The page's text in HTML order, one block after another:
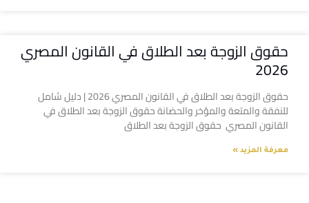
حقوق الزوجة بعد الطلاق في القانون المصري
2026
حقوق الزوجة بعد الطلاق في القانون المصري 2026 | دليل شامل
للنفقة والمتعة والمؤخر والحضانة حقوق الزوجة بعد الطلاق في
القانون المصري حقوق الزوجة بعد الطلاق
معرفة المزيد »